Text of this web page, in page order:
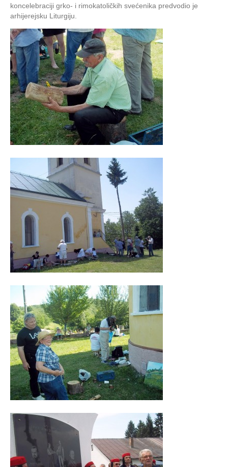
koncelebraciji grko- i rimokatoličkih svećenika predvodio je
arhijerejsku Liturgiju.